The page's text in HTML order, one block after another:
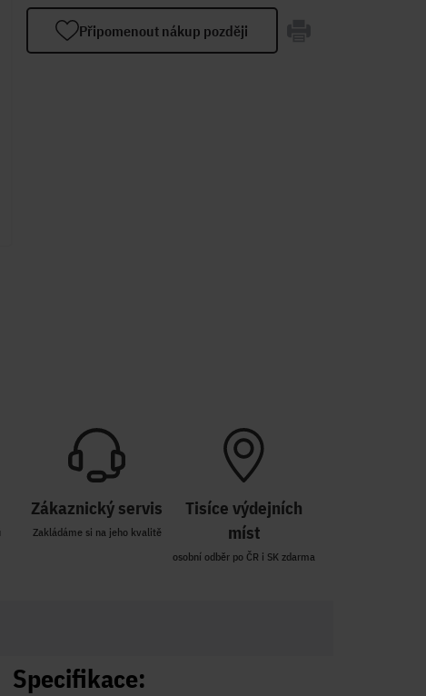
Připomenout nákup později
Zákaznický servis
Zakládáme si na jeho kvalitě
Tisíce výdejních
míst
osobní odběr po ČR i SK zdarma
Specifikace: